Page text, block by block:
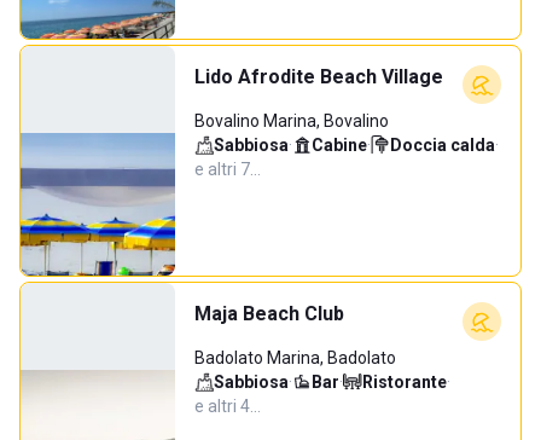
Lido Afrodite Beach Village
Bovalino Marina, Bovalino
Sabbiosa· Cabine· Doccia calda·
e altri 7…
Maja Beach Club
Badolato Marina, Badolato
Sabbiosa· Bar· Ristorante·
e altri 4…